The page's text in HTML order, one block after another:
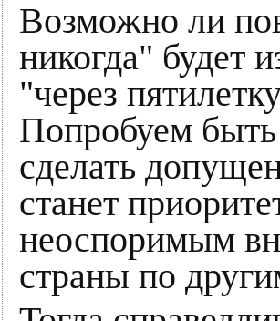
Возможно ли
никогда" будет
"через
Попробуем
сделать
станет
неоспоримым
страны по